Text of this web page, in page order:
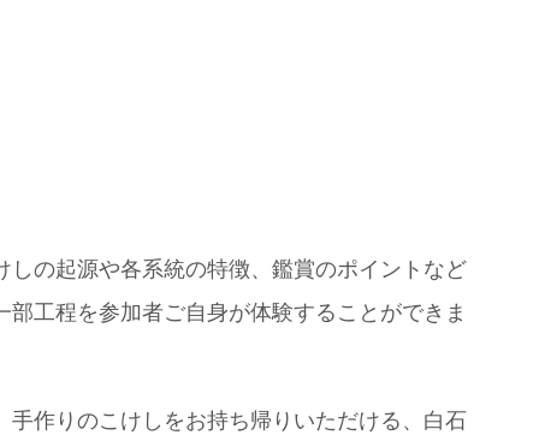
の起源や各系統の特徴、鑑賞のポイントなど
工程を参加者ご自身が体験することができま
作りのこけしをお持ち帰りいただける、白石